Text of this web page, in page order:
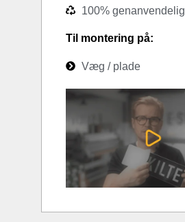
100% genanvendelig
Til montering på:
Væg / plade